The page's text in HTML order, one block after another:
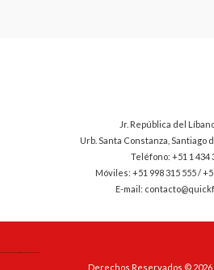
Jr. República del
Urb. Santa Constanza, Santiago
Teléfono: +51 1 434
Móviles: +51 998 315 555 /
E-mail:
Derechos Reservados © 2026